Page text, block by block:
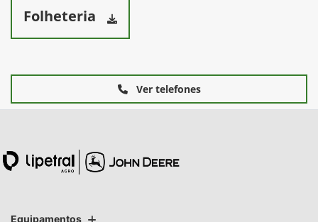
Folheteria
Ver telefones
Equipamentos